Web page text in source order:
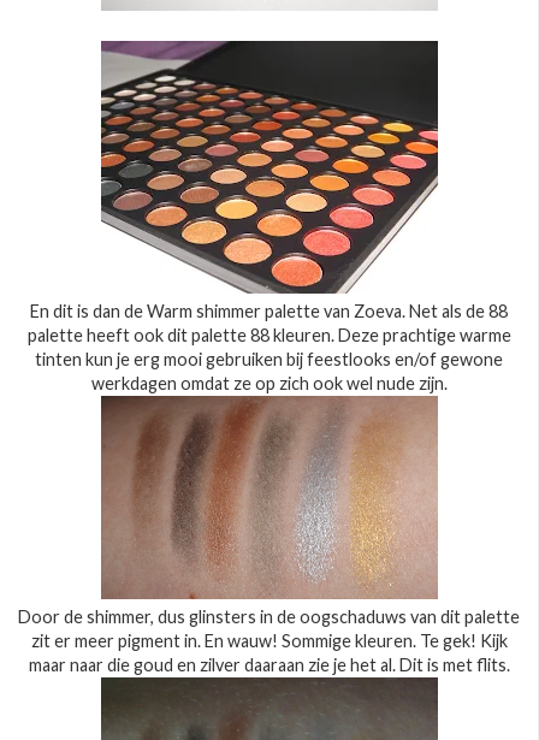
En dit is dan de Warm shimmer palette van Zoeva. Net als de 88
palette heeft ook dit palette 88 kleuren. Deze prachtige warme
tinten kun je erg mooi gebruiken bij feestlooks en/of gewone
werkdagen omdat ze op zich ook wel nude zijn.
Door de shimmer, dus glinsters in de oogschaduws van dit palette
zit er meer pigment in. En wauw! Sommige kleuren. Te gek! Kijk
maar naar die goud en zilver daaraan zie je het al. Dit is met flits.